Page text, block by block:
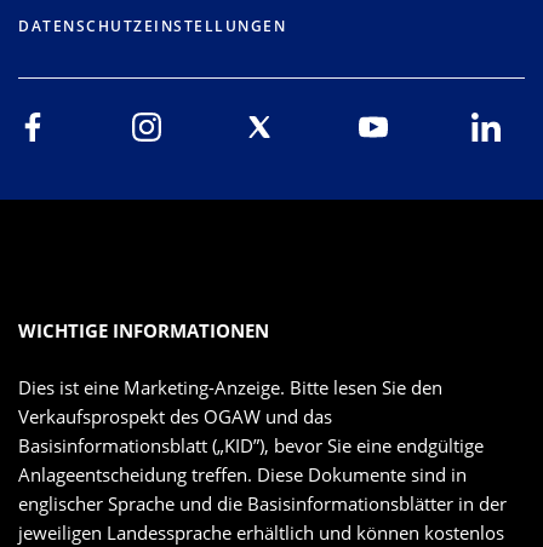
DATENSCHUTZEINSTELLUNGEN
WICHTIGE INFORMATIONEN
Dies ist eine Marketing-Anzeige. Bitte lesen Sie den
Verkaufsprospekt des OGAW und das
Basisinformationsblatt („KID”), bevor Sie eine endgültige
Anlageentscheidung treffen. Diese Dokumente sind in
englischer Sprache und die Basisinformationsblätter in der
jeweiligen Landessprache erhältlich und können kostenlos